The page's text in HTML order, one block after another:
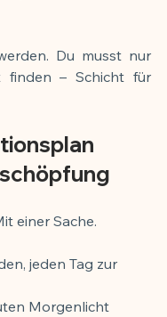
Du musst nur
finden – Schicht für
einer Sache.
jeden Tag zur
Morgenlicht